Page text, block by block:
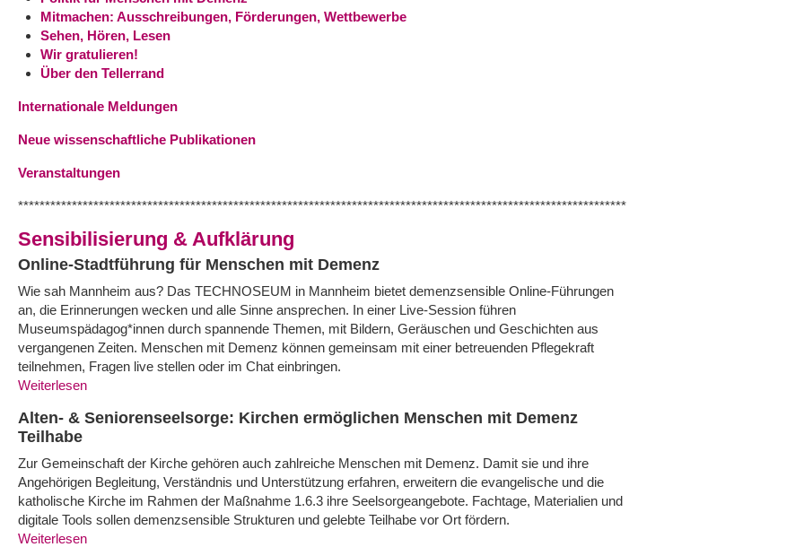
Mitmachen: Ausschreibungen, Förderungen, Wettbewerbe
Sehen, Hören, Lesen
Wir gratulieren!
Über den Tellerrand
Internationale Meldungen
Neue wissenschaftliche Publikationen
Veranstaltungen
*****************************************************************************************************************
Sensibilisierung & Aufklärung
Online-Stadtführung für Menschen mit Demenz
Wie sah Mannheim aus? Das TECHNOSEUM in Mannheim bietet demenzsensible Online-Führungen
an, die Erinnerungen wecken und alle Sinne ansprechen. In einer Live-Session führen
Museumspädagog*innen durch spannende Themen, mit Bildern, Geräuschen und Geschichten aus
vergangenen Zeiten. Menschen mit Demenz können gemeinsam mit einer betreuenden Pflegekraft
teilnehmen, Fragen live stellen oder im Chat einbringen.
Weiterlesen
Alten- & Seniorenseelsorge: Kirchen ermöglichen Menschen mit Demenz
Teilhabe
Zur Gemeinschaft der Kirche gehören auch zahlreiche Menschen mit Demenz. Damit sie und ihre
Angehörigen Begleitung, Verständnis und Unterstützung erfahren, erweitern die evangelische und die
katholische Kirche im Rahmen der Maßnahme 1.6.3 ihre Seelsorgeangebote. Fachtage, Materialien und
digitale Tools sollen demenzsensible Strukturen und gelebte Teilhabe vor Ort fördern.
Weiterlesen